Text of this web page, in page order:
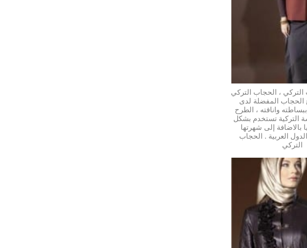
، الحجاب التركي
الحجاب المفضلة لدى
واناقته ، الطرح
التركية تستخدم بشكل
بالاضافة إلى شهرتها
العربية . الحجاب
التركي